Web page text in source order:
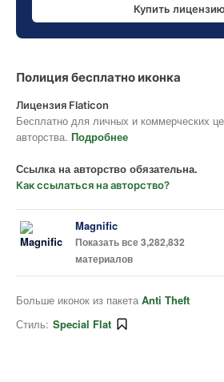
Купить лицензию
Полиция бесплатно иконка
Лицензия Flaticon
Бесплатно для личных и коммерческих
авторства. Подробнее
Ссылка на авторство обязательна.
Как ссылаться на авторство?
Magnific
Показать все 3,282,832
материалов
Больше иконок из пакета Anti Theft
Стиль: Special Flat